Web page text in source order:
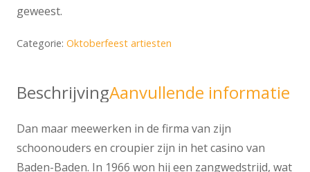
geweest.
Categorie: Oktoberfeest artiesten
BeschrijvingAanvullende informatie
Dan maar meewerken in de firma van zijn
schoonouders en croupier zijn in het casino van
Baden-Baden. In 1966 won hij een zangwedstrijd, wat